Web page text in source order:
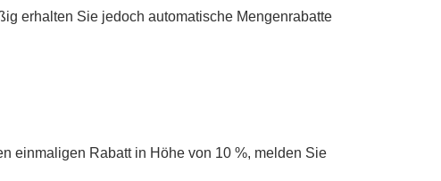
erhalten Sie jedoch automatische Mengenrabatte
einmaligen Rabatt in Höhe von 10 %, melden Sie